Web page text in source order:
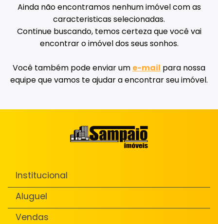
Ainda não encontramos nenhum imóvel com as
caracteristicas selecionadas.
Continue buscando, temos certeza que você vai
encontrar o imóvel dos seus sonhos.
Você também pode enviar um e-mail para nossa
equipe que vamos te ajudar a encontrar seu imóvel.
Institucional
Aluguel
Vendas